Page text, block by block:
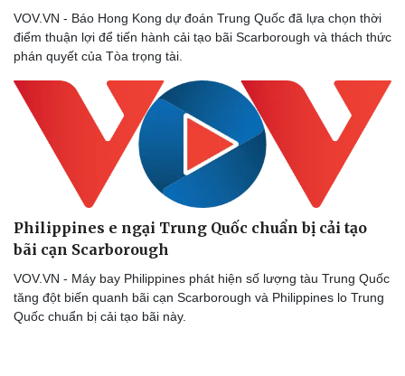
VOV.VN - Báo Hong Kong dự đoán Trung Quốc đã lựa chọn thời
điểm thuận lợi để tiến hành cải tạo bãi Scarborough và thách thức
phán quyết của Tòa trọng tài.
Philippines e ngại Trung Quốc chuẩn bị cải tạo
bãi cạn Scarborough
VOV.VN - Máy bay Philippines phát hiện số lượng tàu Trung Quốc
tăng đột biến quanh bãi cạn Scarborough và Philippines lo Trung
Quốc chuẩn bị cải tạo bãi này.